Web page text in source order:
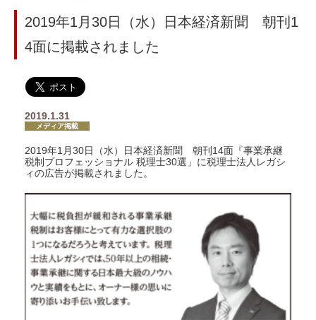
2019年1月30日（水）日本経済新聞 朝刊1
4面に掲載されました
2019.1.31
メディア掲載
2019年1月30日（水）日本経済新聞 朝刊14面『事業承継
税制プロフェッショナル 税理士30選」に税理士法人レガシ
ィの広告が掲載されました。